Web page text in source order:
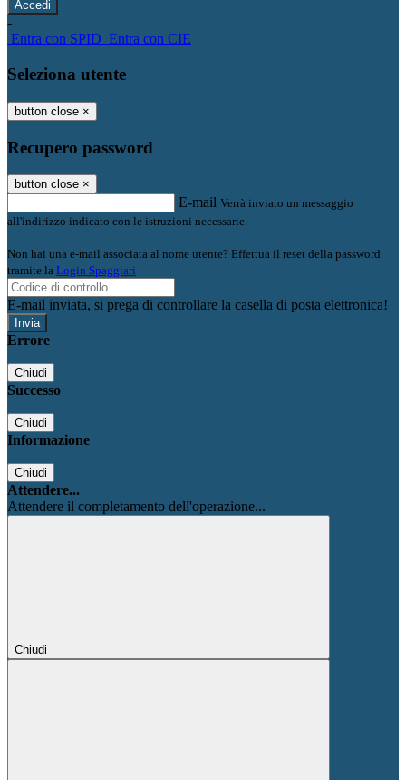
-
Entra con SPID Entra con CIE
Seleziona utente
button close ×
Recupero password
button close ×
E-mail Verrà inviato un messaggio
all'indirizzo indicato con le istruzioni necessarie.
Non hai una e-mail associata al nome utente? Effettua il reset della password
tramite la Login Spaggiari
E-mail inviata, si prega di controllare la casella di posta elettronica!
Errore
Chiudi
Successo
Chiudi
Informazione
Chiudi
Attendere...
Attendere il completamento dell'operazione...
Chiudi